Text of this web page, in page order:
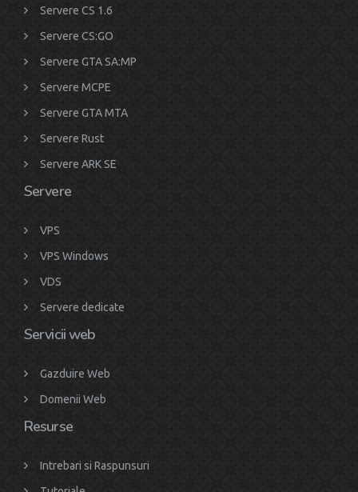
Servere CS 1.6
Servere CS:GO
Servere GTA SA:MP
Servere MCPE
Servere GTA MTA
Servere Rust
Servere ARK SE
Servere
VPS
VPS Windows
VDS
Servere dedicate
Servicii web
Gazduire Web
Domenii Web
Resurse
Intrebari si Raspunsuri